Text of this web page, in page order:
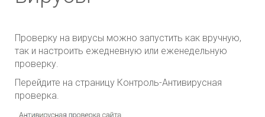
Проверку на вирусы можно запустить как вручную,
так и настроить ежедневную или еженедельную
проверку.
Перейдите на страницу Контроль-Антивирусная
проверка.